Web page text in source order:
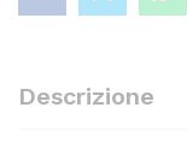
Descrizione